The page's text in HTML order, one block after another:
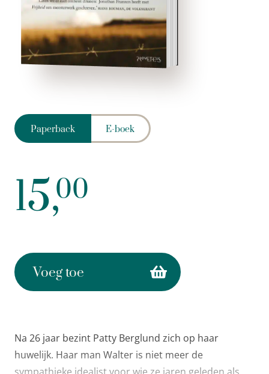
ambitieuze, rusteloze
ondernemer. Terwijl Patty
haar …
Paperback E-boek
15,00
Voeg toe
Na 26 jaar bezint Patty Berglund zich op haar
huwelijk. Haar man Walter is niet meer de